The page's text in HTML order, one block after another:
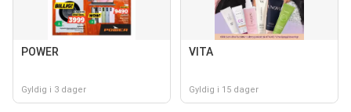
POWER
Gyldig i 3 dager
VITA
Gyldig i 15 dager